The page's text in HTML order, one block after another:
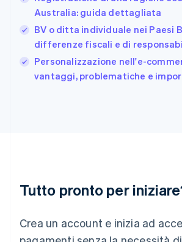
Australia: guida dettagliata
BV o ditta individuale nei Paesi
differenze fiscali e di
Personalizzazione nell'e-
vantaggi, problematiche e
Tutto pronto per
Crea un account e inizia ad
日本語English
English
Grecia
English
India
English
Lituania
Lussemburgo
Deutsch English